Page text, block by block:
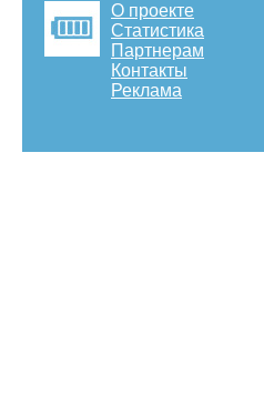
О проекте
Статистика
Партнерам
Контакты
Реклама